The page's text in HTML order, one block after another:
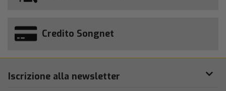
Credito Songnet
Iscrizione alla newsletter